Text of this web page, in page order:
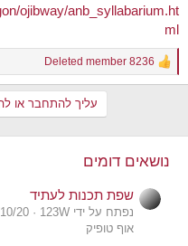
ojibway/anb_syllabarium.ht
ml
R
e
i
n
Deleted member 8236
עליך להתחבר או
נושאים דומים
שפת תכנות לעתיד
נפתח על ידי 123W 20
אוף טופיק